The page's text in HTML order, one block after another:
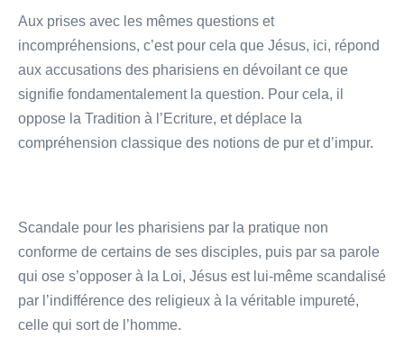
Aux prises avec les mêmes questions et
incompréhensions, c’est pour cela que Jésus, ici, répond
aux accusations des pharisiens en dévoilant ce que
signifie fondamentalement la question. Pour cela, il
oppose la Tradition à l’Ecriture, et déplace la
compréhension classique des notions de pur et d’impur.
Scandale pour les pharisiens par la pratique non
conforme de certains de ses disciples, puis par sa parole
qui ose s’opposer à la Loi, Jésus est lui-même scandalisé
par l’indifférence des religieux à la véritable impureté,
celle qui sort de l’homme.